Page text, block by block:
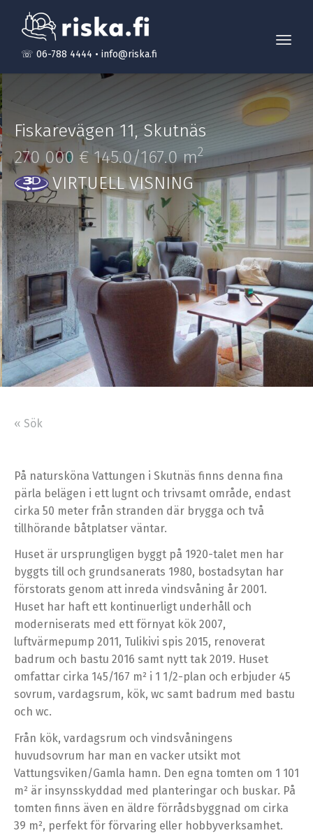
☏ 06-788 4444 • info@riska.fi
Fiskarevägen 11,Skutnäs
270 000 € 145.0/167.0 m2
VIRTUELL VISNING
« Sök
På natursköna Vattungen i Skutnäs finns denna fina
pärla belägen i ett lugnt och trivsamt område, endast
cirka 50 meter från stranden där brygga och två
tillhörande båtplatser väntar.
Huset är ursprungligen byggt på 1920-talet men har
byggts till och grundsanerats 1980, bostadsytan har
förstorats genom att inreda vindsvåning år 2001.
Huset har haft ett kontinuerligt underhåll och
moderniserats med ett förnyat kök 2007,
luftvärmepump 2011, Tulikivi spis 2015, renoverat
badrum och bastu 2016 samt nytt tak 2019. Huset
omfattar cirka 145/167 m² i 1 1/2-plan och erbjuder 45
sovrum, vardagsrum, kök, wc samt badrum med bastu
och wc.
Från kök, vardagsrum och vindsvåningens
huvudsovrum har man en vacker utsikt mot
Vattungsviken/Gamla hamn. Den egna tomten om 1 101
m² är insynsskyddad med planteringar och buskar. På
tomten finns även en äldre förrådsbyggnad om cirka
39 m², perfekt för förvaring eller hobbyverksamhet.